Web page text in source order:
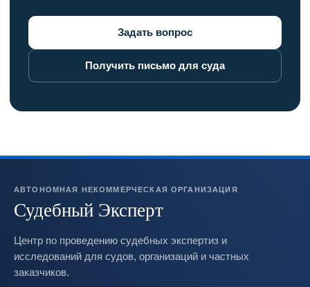
Задать вопрос
Получить письмо для суда
АВТОНОМНАЯ НЕКОММЕРЧЕСКАЯ ОРГАНИЗАЦИЯ
Судебный Эксперт
Центр по проведению судебных экспертиз и
исследований для судов, организаций и частных
заказчиков.